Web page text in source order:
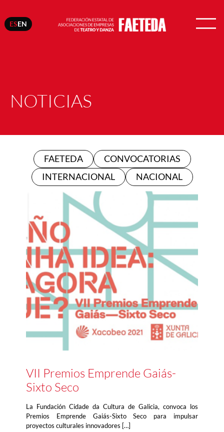
ESEN
NOTICIAS
FAETEDA
CONVOCATORIAS
INTERNACIONAL
NACIONAL
VII Premios Emprende Gaiás-
Sixto Seco
La Fundación Cidade da Cultura de Galicia, convoca los
Premios Emprende Gaiás-Sixto Seco para impulsar
proyectos culturales innovadores […]